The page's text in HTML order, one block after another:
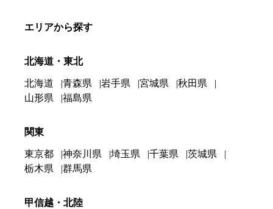
エリアから探す
北海道・東北
北海道 青森県 岩手県 宮城県
秋田県
山形県
福島県
関東
東京都 神奈川県 埼玉県 千葉県
茨城県
栃木県
群馬県
甲信越・北陸